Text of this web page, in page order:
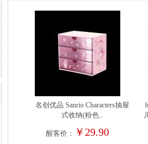
名创优品 Sanrio Characters抽屉
式收纳(粉色..
醒客价： ￥29.90